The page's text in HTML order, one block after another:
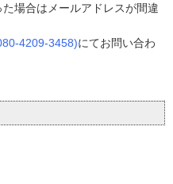
場合はメールアドレスが間違
4209-3458)にてお問い合わ